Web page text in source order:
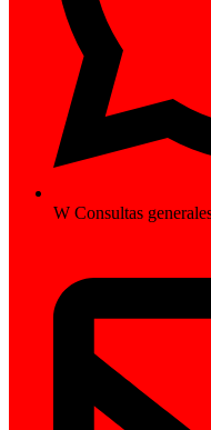
W Consultas